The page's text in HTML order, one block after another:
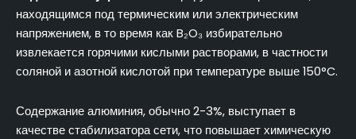
находящимся под термическим или электрическим
напряжением, в то время как B₂O₃ избирательно
извлекается горячими кислыми растворами, в частности
соляной и азотной кислотой при температуре выше 150°C.
Содержание алюминия, обычно 2-3%, выступает в
качестве стабилизатора сети, что повышает химическую